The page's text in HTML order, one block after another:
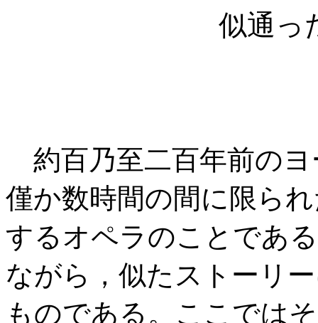
似通っ
約百乃至二百年前の
僅か数時間の間に限ら
するオペラのことであ
ながら，似たストーリ
ものである。ここでは